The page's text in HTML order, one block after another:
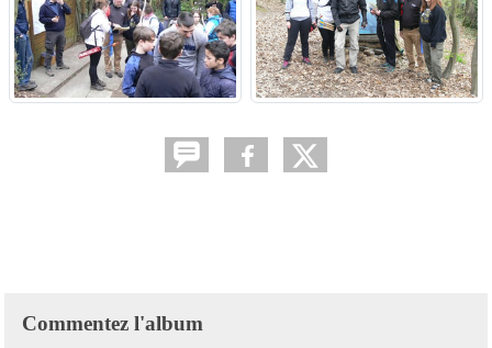
Commentez l'album